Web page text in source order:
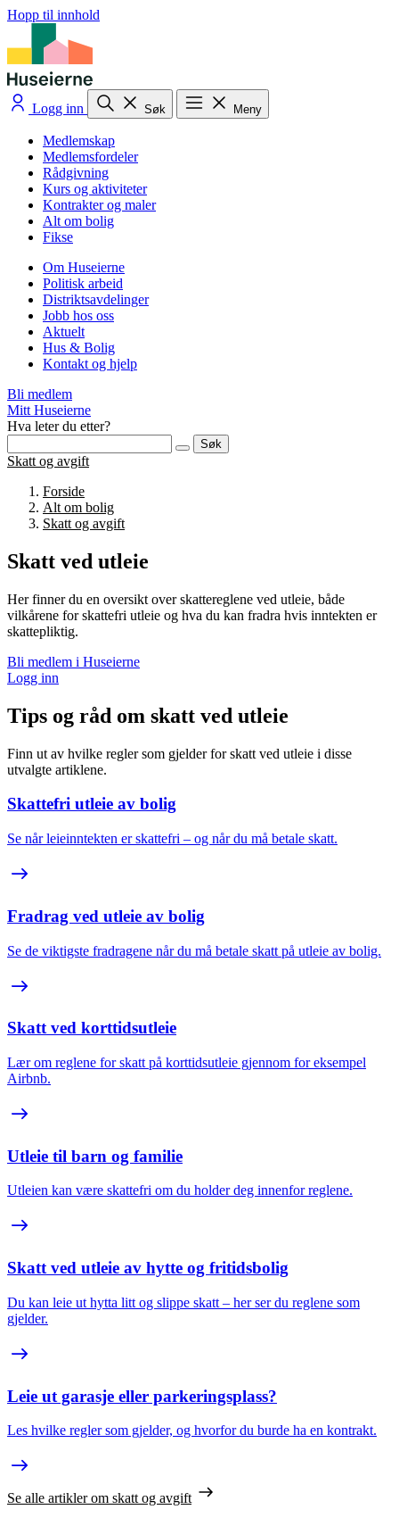
Hopp til innhold
Logg inn Søk Meny
Medlemskap
Medlemsfordeler
Rådgivning
Kurs og aktiviteter
Kontrakter og maler
Alt om bolig
Fikse
Om Huseierne
Politisk arbeid
Distriktsavdelinger
Jobb hos oss
Aktuelt
Hus & Bolig
Kontakt og hjelp
Bli medlem
Mitt Huseierne
Hva leter du etter?
Søk
Skatt og avgift
Forside
Alt om bolig
Skatt og avgift
Skatt ved utleie
Her finner du en oversikt over skattereglene ved utleie, både
vilkårene for skattefri utleie og hva du kan fradra hvis inntekten er
skattepliktig.
Bli medlem i Huseierne
Logg inn
Tips og råd om skatt ved utleie
Finn ut av hvilke regler som gjelder for skatt ved utleie i disse
utvalgte artiklene.
Skattefri utleie av bolig
Se når leieinntekten er skattefri – og når du må betale skatt.
Fradrag ved utleie av bolig
Se de viktigste fradragene når du må betale skatt på utleie av bolig.
Skatt ved korttidsutleie
Lær om reglene for skatt på korttidsutleie gjennom for eksempel
Airbnb.
Utleie til barn og familie
Utleien kan være skattefri om du holder deg innenfor reglene.
Skatt ved utleie av hytte og fritidsbolig
Du kan leie ut hytta litt og slippe skatt – her ser du reglene som
gjelder.
Leie ut garasje eller parkeringsplass?
Les hvilke regler som gjelder, og hvorfor du burde ha en kontrakt.
Se alle artikler om skatt og avgift